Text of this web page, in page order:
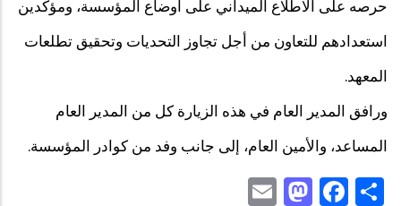
حرصه على الاطلاع الميداني على أوضاع المؤسسة، ومؤكدين
استعدادهم للتعاون من أجل تجاوز التحديات وتحقيق تطلعات
المعهد.
ورافق المدير العام في هذه الزيارة كل من المدير العام
المساعد، والأمين العام، إلى جانب وفد من كوادر المؤسسة.
Share
Facebook
Mastodon